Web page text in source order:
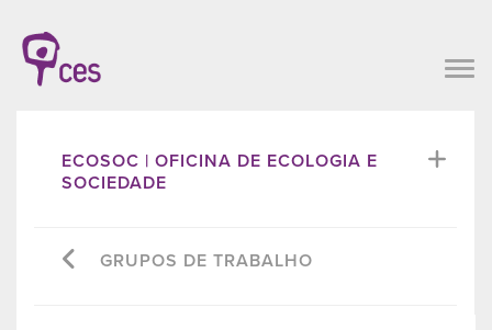
ECOSOC | OFICINA DE ECOLOGIA E
SOCIEDADE
GRUPOS DE TRABALHO